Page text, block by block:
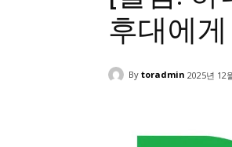
후대에
By toradmin 2025년 12